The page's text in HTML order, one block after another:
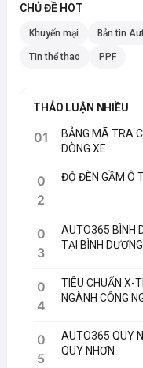
CHỦ ĐỀ HOT
Khuyến mại Bản tin
Tin thể thao PPF
THẢO LUẬN NHIỀU
01
BẢNG MÃ TRA
DÒNG XE
0
2
ĐỘ ĐÈN GẦM Ô
0
3
AUTO365 BÌNH
TẠI BÌNH DƯƠNG
0
4
TIÊU CHUẨN X-
NGÀNH CÔNG
0
5
AUTO365 QUY
QUY NHƠN